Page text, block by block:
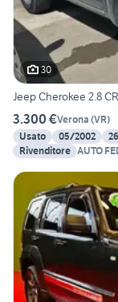
30
Jeep Cherokee 2.8
3.300 €Verona (VR)
Usato
05/2002
Rivenditore AUTO